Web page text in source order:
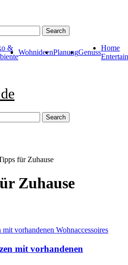
Search
&
WohnideenPlanungGenuss
Home
Search
für Zuhause
Zuhause
mit vorhandenen